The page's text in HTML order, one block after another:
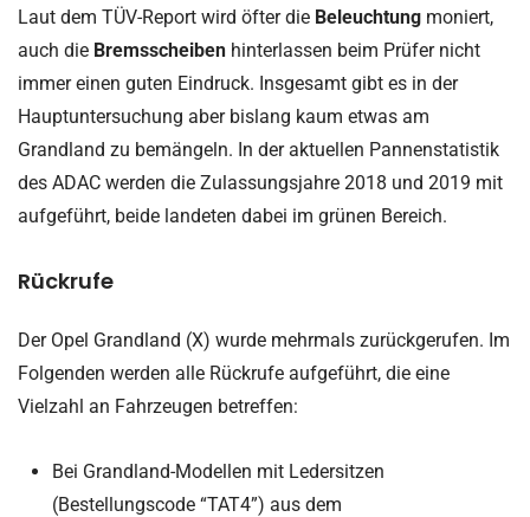
Laut dem TÜV-Report wird öfter die Beleuchtung moniert,
auch die Bremsscheiben hinterlassen beim Prüfer nicht
immer einen guten Eindruck. Insgesamt gibt es in der
Hauptuntersuchung aber bislang kaum etwas am
Grandland zu bemängeln. In der aktuellen Pannenstatistik
des ADAC werden die Zulassungsjahre 2018 und 2019 mit
aufgeführt, beide landeten dabei im grünen Bereich.
Rückrufe
Der Opel Grandland (X) wurde mehrmals zurückgerufen. Im
Folgenden werden alle Rückrufe aufgeführt, die eine
Vielzahl an Fahrzeugen betreffen:
Bei Grandland-Modellen mit Ledersitzen
(Bestellungscode “TAT4”) aus dem